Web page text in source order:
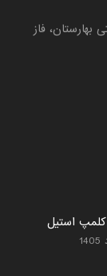
بهارستان، فاز
استیل